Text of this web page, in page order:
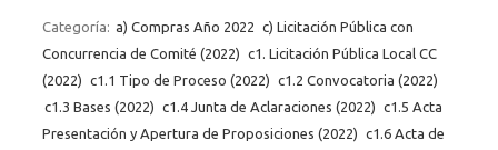
Categoría: a) Compras Año 2022 c) Licitación Pública con
Concurrencia de Comité (2022) c1. Licitación Pública Local CC
(2022) c1.1 Tipo de Proceso (2022) c1.2 Convocatoria (2022)
c1.3 Bases (2022) c1.4 Junta de Aclaraciones (2022) c1.5 Acta
Presentación y Apertura de Proposiciones (2022) c1.6 Acta de